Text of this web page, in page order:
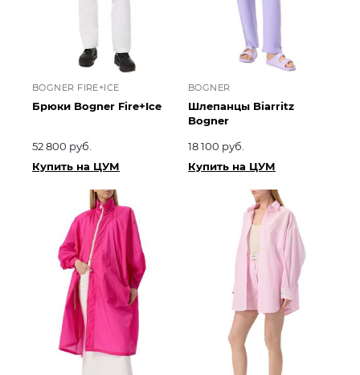
BOGNER FIRE+ICE
Брюки Bogner Fire+Ice
52 800 руб.
Купить на ЦУМ
BOGNER
Шлепанцы Biarritz
Bogner
18 100 руб.
Купить на ЦУМ